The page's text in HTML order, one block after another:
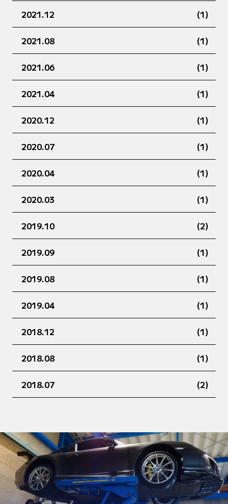
2021.12 (1)
2021.08 (1)
2021.06 (1)
2021.04 (1)
2020.12 (1)
2020.07 (1)
2020.04 (1)
2020.03 (1)
2019.10 (2)
2019.09 (1)
2019.08 (1)
2019.04 (1)
2018.12 (1)
2018.08 (1)
2018.07 (2)